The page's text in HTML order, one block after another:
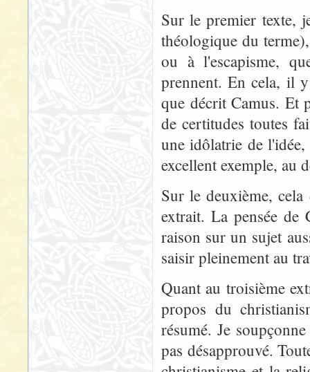
Sur le premier texte,
théologique du
ou à l'escapisme,
prennent. En cela, il
que décrit Camus. Et
de certitudes toutes
une idôlatrie de
excellent exemple, au
Sur le deuxième,
extrait. La pensée de
raison sur un sujet
saisir pleinement au
Quant au troisième
propos du
résumé. Je
pas désapprouvé.